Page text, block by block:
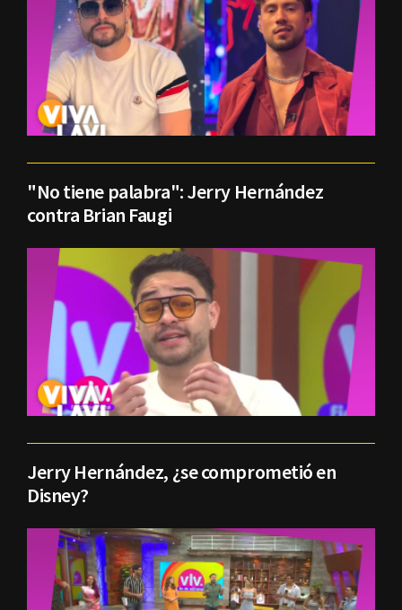
"No tiene palabra": Jerry Hernández
contra Brian Faugi
Jerry Hernández, ¿se comprometió en
Disney?